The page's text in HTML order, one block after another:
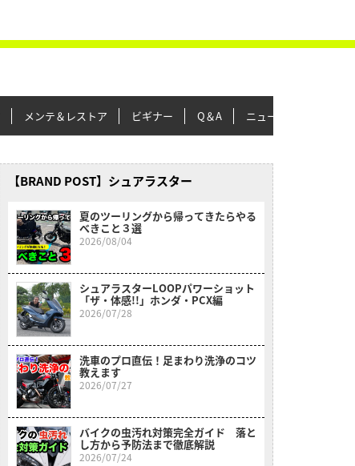
メンテ＆レストア ビギナー Q＆A ニュース＆トピックス
【BRAND POST】シュアラスター
夏のツーリングから帰ってきたらやる
べきこと３選
2026/08/04
シュアラスターLOOPパワーショット
「ザ・体感!!」ホンダ・PCX編
2026/07/28
洗車のプロ直伝！足まわり洗浄のコツ
教えます
2026/07/27
バイクの虫汚れ対策完全ガイド 落と
し方から予防法まで徹底解説
2026/07/24